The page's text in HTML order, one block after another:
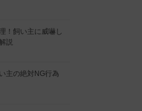
！飼い主に威嚇し
説
主の絶対NG行為